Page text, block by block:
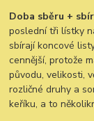
Doba sběru +
poslední tři lístky
sbírají koncové
cennější, protože
původu, velikosti,
rozličné druhy a
keříku, a to